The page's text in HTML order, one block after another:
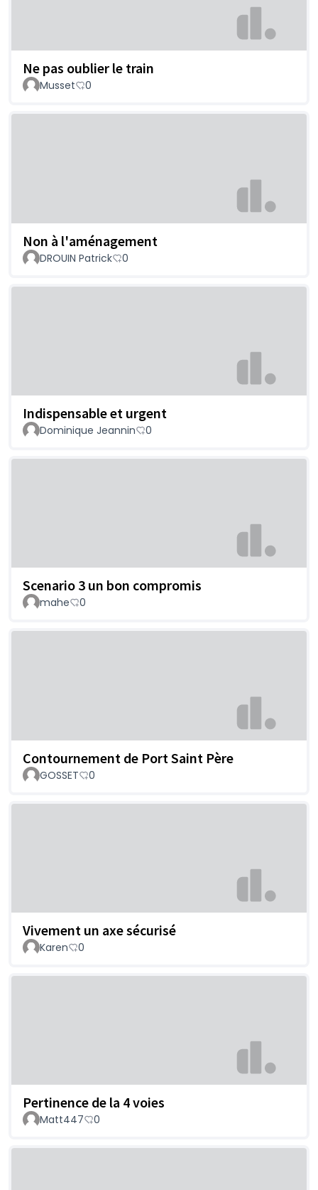
Ne pas oublier le train
Musset 0
Non à l'aménagement
DROUIN Patrick 0
Indispensable et urgent
Dominique Jeannin 0
Scenario 3 un bon compromis
mahe 0
Contournement de Port Saint Père
GOSSET 0
Vivement un axe sécurisé
Karen 0
Pertinence de la 4 voies
Matt447 0